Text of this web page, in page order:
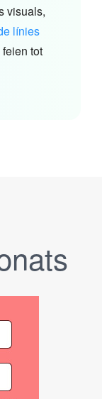
visuals,
línies
tot